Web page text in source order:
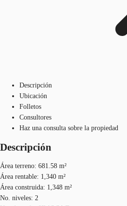
Descripción
Ubicación
Folletos
Consultores
Haz una consulta sobre la propiedad
Descripción
Área terreno: 681.58 m²
Área rentable: 1,340 m²
Área construida: 1,348 m²
No. niveles: 2